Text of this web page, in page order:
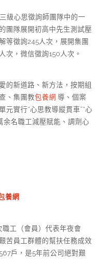
心思徵詢師團隊中的一
團隊展開初高中先生測試壓
等徵詢245人次，展開集團
次，微信徵詢150人次。
新道路、新方法，按期組
、集團教包養網 導、個案
實行“心思教導縱貫車”“心
余名職工減壓賦能、調劑心
養網
工（會員）代表年夜會
苦員工群體的幫扶任務成效
戶，是5年前公司絕對艱